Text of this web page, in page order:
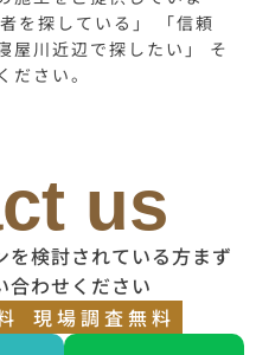
を探している」 「信頼
屋川近辺で探したい」 そ
さい。
us
を検討されている方まず
合わせください
現場調査無料